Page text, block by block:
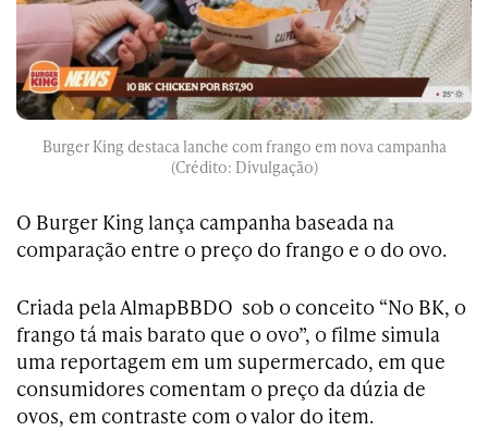
Burger King destaca lanche com frango em nova campanha
(Crédito: Divulgação)
O Burger King lança campanha baseada na
comparação entre o preço do frango e o do ovo.
Criada pela AlmapBBDO sob o conceito “No BK, o
frango tá mais barato que o ovo”, o filme simula
uma reportagem em um supermercado, em que
consumidores comentam o preço da dúzia de
ovos, em contraste com o valor do item.